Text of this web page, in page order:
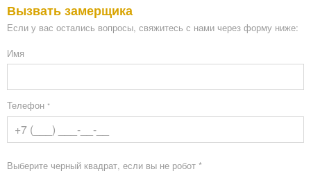
Вызвать замерщика
Если у вас остались вопросы, свяжитесь с нами через форму ниже:
Имя
Телефон *
Выберите черный квадрат, если вы не робот *